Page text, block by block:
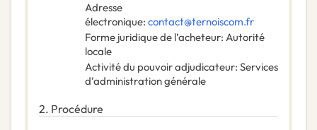
Adresse
électronique: contact@ternoiscom.fr
Forme juridique de l’acheteur: Autorité
locale
Activité du pouvoir adjudicateur: Services
d’administration générale
2. Procédure